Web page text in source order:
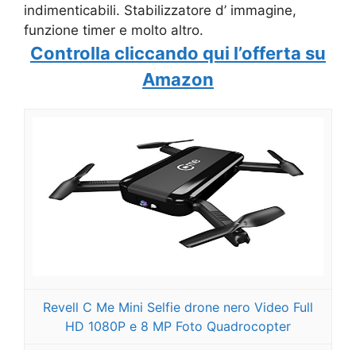
indimenticabili. Stabilizzatore d’ immagine,
funzione timer e molto altro.
Controlla cliccando qui l’offerta su
Amazon
Revell C Me Mini Selfie drone nero Video Full
HD 1080P e 8 MP Foto Quadrocopter